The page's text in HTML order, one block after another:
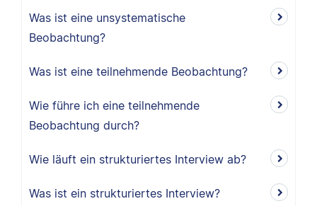
Was ist eine unsystematische
Beobachtung?
Was ist eine teilnehmende Beobachtung?
Wie führe ich eine teilnehmende
Beobachtung durch?
Wie läuft ein strukturiertes Interview ab?
Was ist ein strukturiertes Interview?